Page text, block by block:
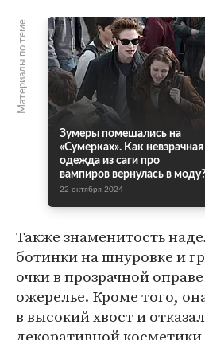
Материалы по теме
Зумеры помешались на
«Сумерках». Как невзрачная
одежда из саги про
вампиров вернулась в моду?
22 октября 2024
Также знаменитость
ботинки на шнуровке и
очки в прозрачной
ожерелье. Кроме того,
в высокий хвост и